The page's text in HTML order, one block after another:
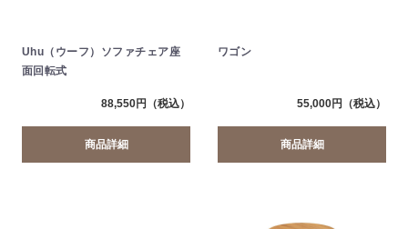
Uhu（ウーフ）ソファチェア座
面回転式
88,550円（税込）
商品詳細
ワゴン
55,000円（税込）
商品詳細